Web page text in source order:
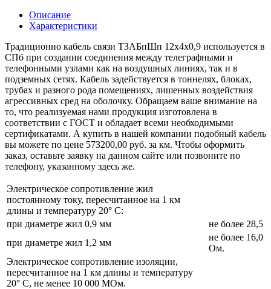
Описание
Характеристики
Традиционно кабель связи ТЗАБпШп 12х4х0,9 используется в
СПб при создании соединения между телеграфными и
телефонными узлами как на воздушных линиях, так и в
подземных сетях. Кабель задействуется в тоннелях, блоках,
трубах и разного рода помещениях, лишенных воздействия
агрессивных сред на оболочку. Обращаем ваше внимание на
то, что реализуемая нами продукция изготовлена в
соответствии с ГОСТ и обладает всеми необходимыми
сертификатами. А купить в нашей компании подобный кабель
вы можете по цене 573200,00 руб. за км. Чтобы оформить
заказ, оставьте заявку на данном сайте или позвоните по
телефону, указанному здесь же.
Электрическое сопротивление жил
постоянному току, пересчитанное на 1 км
длины и температуру 20° С:
при диаметре жил 0,9 мм
не более 28,5
при диаметре жил 1,2 мм
не более 16,0
Ом.
Электрическое сопротивление изоляции,
пересчитанное на 1 км длины и температуру
20° С, не менее 10 000 МОм.